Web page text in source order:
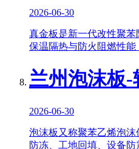
2026-06-30
真金板是新一代改性聚
保温隔热与防火阻燃性能
兰州泡沫板
2026-06-30
泡沫板又称聚苯乙烯泡
防冻、工地回填、设备